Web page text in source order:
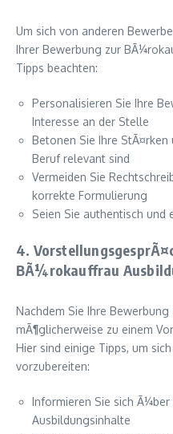
Um sich von anderen
Ihrer Bewerbung zur
Tipps beachten:
Personalisieren Sie Ihre
Interesse an der Stelle
Betonen Sie Ihre
Beruf relevant sind
Vermeiden Sie
korrekte Formulierung
Seien Sie authentisch und
4.
BÃ¼rokauffrau
Nachdem Sie Ihre
mÃ¶glicherweise zu einem
Hier sind einige Tipps, um
vorzubereiten:
Informieren Sie sich
Ausbildungsinhalte